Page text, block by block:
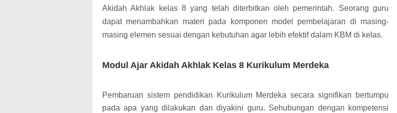
Akidah Akhlak kelas 8 yang telah diterbitkan oleh pemerintah. Seorang guru
dapat menambahkan materi pada komponen model pembelajaran di masing-
masing elemen sesuai dengan kebutuhan agar lebih efektif dalam KBM di kelas.
Modul Ajar Akidah Akhlak Kelas 8 Kurikulum Merdeka
Pembaruan sistem pendidikan Kurikulum Merdeka secara signifikan bertumpu
pada apa yang dilakukan dan diyakini guru. Sehubungan dengan kompetensi